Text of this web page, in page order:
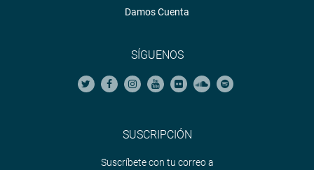
Damos Cuenta
SÍGUENOS
SUSCRIPCIÓN
Suscríbete con tu correo a